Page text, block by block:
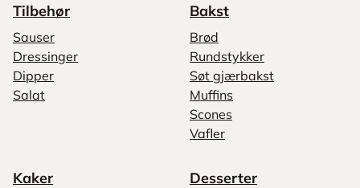
Tilbehør
Sauser
Dressinger
Dipper
Salat
Bakst
Brød
Rundstykker
Søt gjærbakst
Muffins
Scones
Vafler
Kaker Desserter